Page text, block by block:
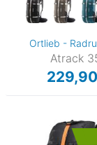
Ortlieb -
Atrack